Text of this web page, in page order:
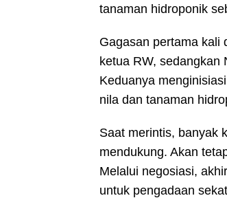
tanaman hidroponik
Gagasan pertama kali
ketua RW, sedangkan
Keduanya
nila dan tanaman
Saat merintis, banyak
mendukung. Akan
Melalui negosiasi,
untuk pengadaan